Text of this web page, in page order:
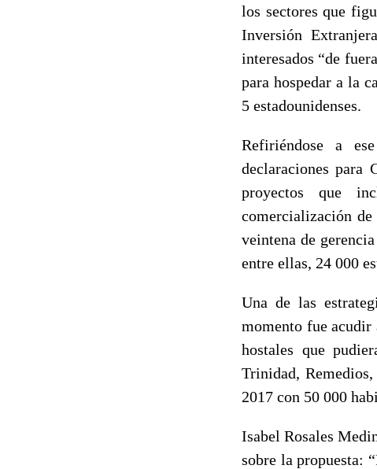
los sectores que
Inversión
interesados “de
para hospedar a la
5 estadounidenses.
Refiriéndose a
declaraciones para
proyectos que
comercialización
veintena de
entre ellas, 24 000
Una de las
momento fue acudir
hostales que
Trinidad,
2017 con 50 000
Isabel Rosales
sobre la propuesta: